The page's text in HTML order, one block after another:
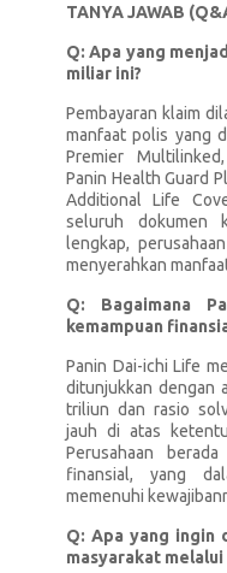
TANYA JAWAB
Q: Apa yang
miliar ini?
Pembayaran klaim
manfaat polis yang
Premier
Panin Health Guard
Additional Life
seluruh dokumen
lengkap,
menyerahkan
Q: Bagaimana
kemampuan
Panin Dai-ichi Life
ditunjukkan dengan
triliun dan rasio
jauh di atas
Perusahaan
finansial, yang
memenuhi
Q: Apa yang ingin
masyarakat